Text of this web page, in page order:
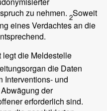
zu nehmen. 2Soweit
eines Verdachtes an die
legt die Meldestelle
die Daten
Interventions- und
der
erforderlich sind.